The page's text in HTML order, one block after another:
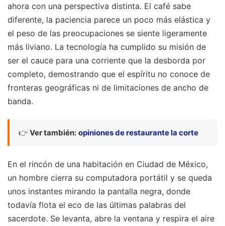
ahora con una perspectiva distinta. El café sabe
diferente, la paciencia parece un poco más elástica y
el peso de las preocupaciones se siente ligeramente
más liviano. La tecnología ha cumplido su misión de
ser el cauce para una corriente que la desborda por
completo, demostrando que el espíritu no conoce de
fronteras geográficas ni de limitaciones de ancho de
banda.
👉 Ver también: opiniones de restaurante la corte
En el rincón de una habitación en Ciudad de México,
un hombre cierra su computadora portátil y se queda
unos instantes mirando la pantalla negra, donde
todavía flota el eco de las últimas palabras del
sacerdote. Se levanta, abre la ventana y respira el aire